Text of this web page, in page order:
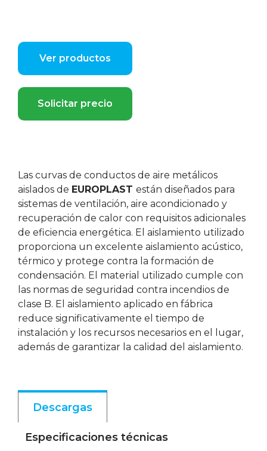
Ver productos
Solicitar precio
Las curvas de conductos de aire metálicos
aislados de EUROPLAST están diseñados para
sistemas de ventilación, aire acondicionado y
recuperación de calor con requisitos adicionales
de eficiencia energética. El aislamiento utilizado
proporciona un excelente aislamiento acústico,
térmico y protege contra la formación de
condensación. El material utilizado cumple con
las normas de seguridad contra incendios de
clase B. El aislamiento aplicado en fábrica
reduce significativamente el tiempo de
instalación y los recursos necesarios en el lugar,
además de garantizar la calidad del aislamiento.
Descargas
Especificaciones técnicas